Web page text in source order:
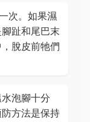
次。如果濕
趾和尾巴末
脫皮前牠們
泡腳十分
方法是保持